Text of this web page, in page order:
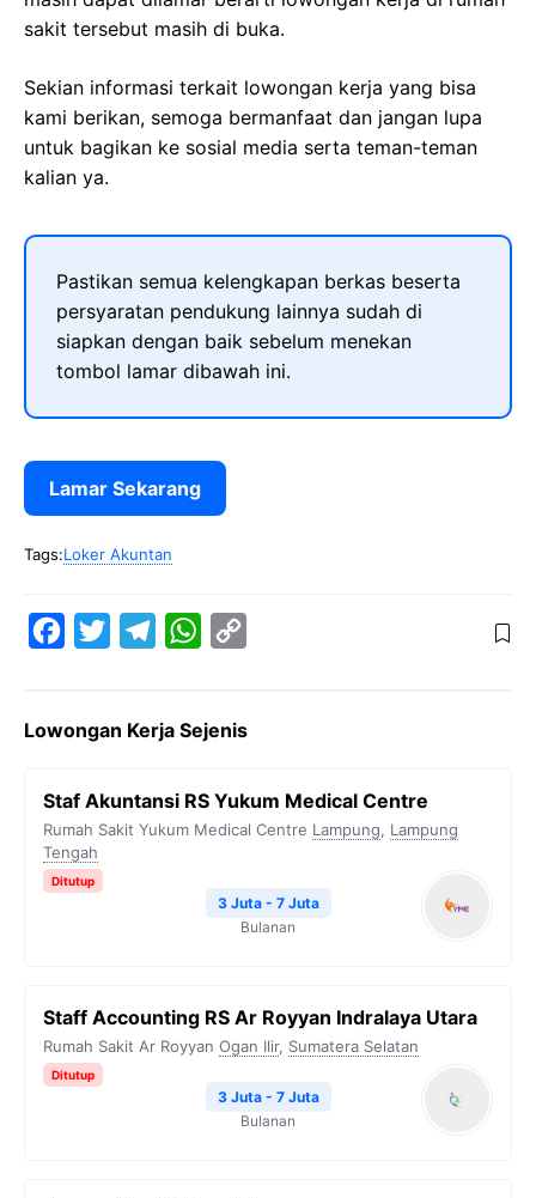
sakit tersebut masih di buka.
Sekian informasi terkait lowongan kerja yang bisa
kami berikan, semoga bermanfaat dan jangan lupa
untuk bagikan ke sosial media serta teman-teman
kalian ya.
Pastikan semua kelengkapan berkas beserta
persyaratan pendukung lainnya sudah di
siapkan dengan baik sebelum menekan
tombol lamar dibawah ini.
Lamar Sekarang
Tags:Loker Akuntan
e
o
o
k
t
e
e
r
W
t
A
y
i
Lowongan Kerja Sejenis
Staf Akuntansi RS Yukum Medical Centre
Rumah Sakit Yukum Medical Centre Lampung, Lampung
Tengah
Ditutup
3 Juta - 7 Juta
Bulanan
Staff Accounting RS Ar Royyan Indralaya Utara
Rumah Sakit Ar Royyan Ogan Ilir, Sumatera Selatan
Ditutup
3 Juta - 7 Juta
Bulanan